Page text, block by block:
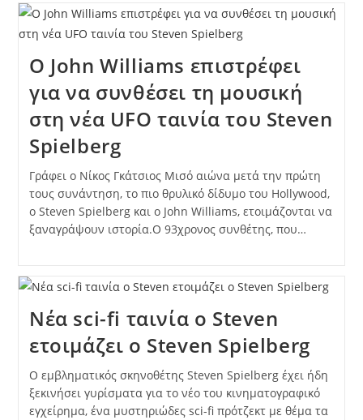
Ο John Williams επιστρέφει
για να συνθέσει τη μουσική
στη νέα UFO ταινία του Steven
Spielberg
Γράφει ο Νίκος Γκάτσιος Μισό αιώνα μετά την πρώτη
τους συνάντηση, το πιο θρυλικό δίδυμο του Hollywood,
ο Steven Spielberg και ο John Williams, ετοιμάζονται να
ξαναγράψουν ιστορία.Ο 93χρονος συνθέτης, που…
Νέα sci-fi ταινία ο Steven
ετοιμάζει ο Steven Spielberg
Ο εμβληματικός σκηνοθέτης Steven Spielberg έχει ήδη
ξεκινήσει γυρίσματα για το νέο του κινηματογραφικό
εγχείρημα, ένα μυστηριώδες sci-fi πρότζεκτ με θέμα τα